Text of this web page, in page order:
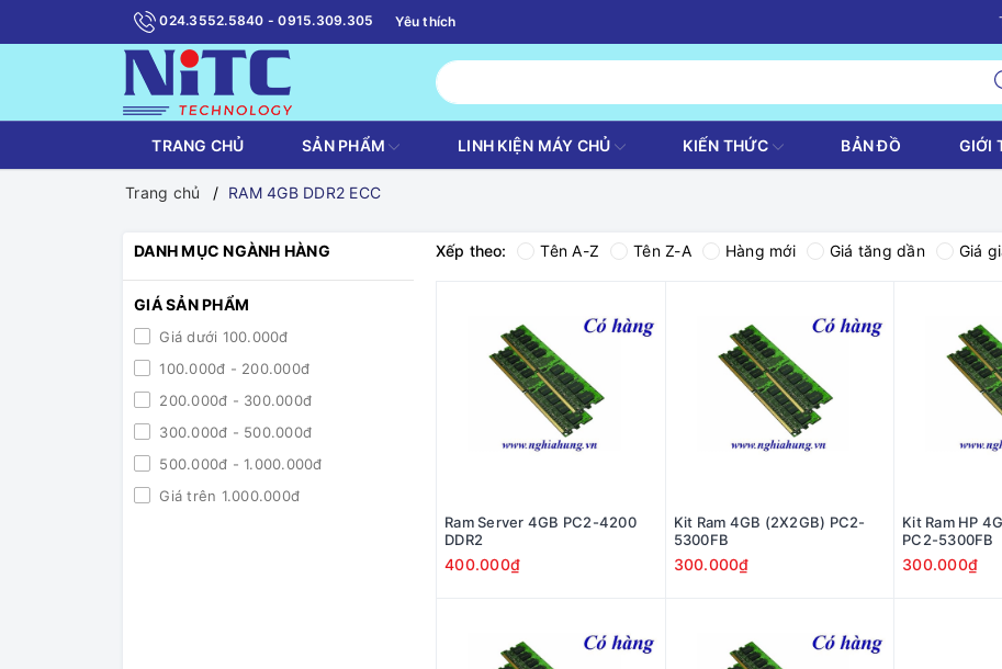
024.3552.5840 - 0915.309.305 Yêu thích
TRANG CHỦ SẢN PHẨM LINH KIỆN MÁY CHỦ KIẾN THỨC BẢN ĐỒ GIỚI
Trang chủ RAM 4GB DDR2 ECC
DANH MỤC NGÀNH HÀNG
GIÁ SẢN PHẨM
Giá dưới 100.000đ
100.000đ - 200.000đ
200.000đ - 300.000đ
300.000đ - 500.000đ
500.000đ - 1.000.000đ
Giá trên 1.000.000đ
Xếp theo: Tên A-Z Tên Z-A Hàng mới Giá tăng dần Giá
Ram Server 4GB PC2-4200
DDR2
400.000₫
Kit Ram 4GB (2X2GB) PC2-
5300FB
300.000₫
Kit Ram HP
PC2-5300FB
300.000₫